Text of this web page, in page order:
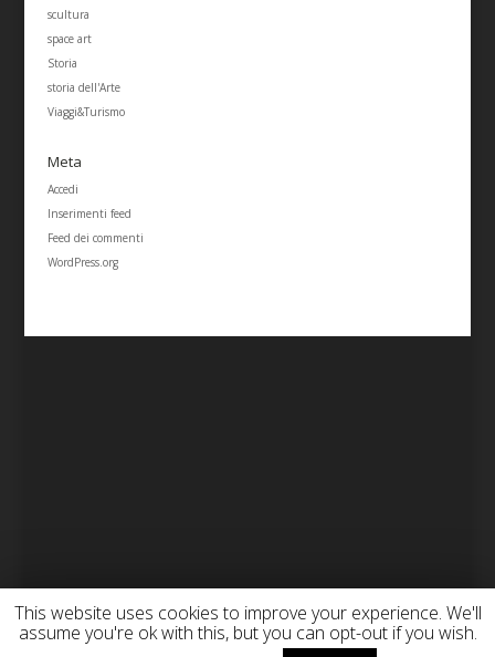
scultura
space art
Storia
storia dell'Arte
Viaggi&Turismo
Meta
Accedi
Inserimenti feed
Feed dei commenti
WordPress.org
This website uses cookies to improve your experience. We'll
assume you're ok with this, but you can opt-out if you wish.